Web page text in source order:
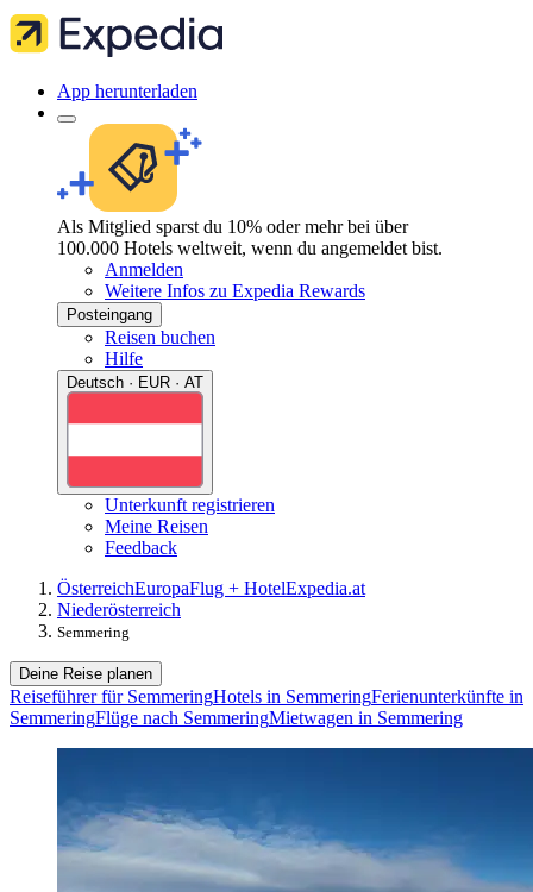
App herunterladen
Als Mitglied sparst du 10% oder mehr bei über
100.000 Hotels weltweit, wenn du angemeldet bist.
Anmelden
Weitere Infos zu Expedia Rewards
Posteingang
Reisen buchen
Hilfe
Deutsch · EUR · AT
Unterkunft registrieren
Meine Reisen
Feedback
ÖsterreichEuropaFlug + HotelExpedia.at
Niederösterreich
Semmering
Deine Reise planen
Reiseführer für SemmeringHotels in SemmeringFerienunterkünfte in
SemmeringFlüge nach SemmeringMietwagen in Semmering